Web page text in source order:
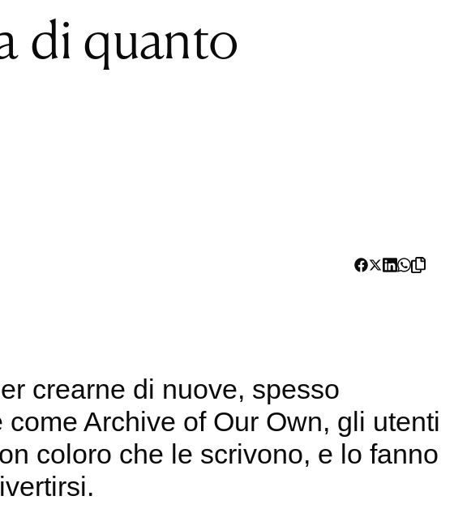
di quanto
crearne di nuove, spesso
Archive of Our Own, gli utenti
coloro che le scrivono, e lo fanno